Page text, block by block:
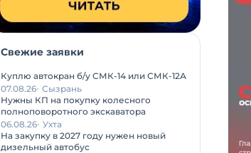
Свежие заявки
Куплю автокран б/у СМК-14 или СМК-12А
07.08.26 Сызрань
Нужны КП на покупку колесного
полноповоротного экскаватора
06.08.26 Ухта
На закупку в 2027 году нужен новый
дизельный автобус